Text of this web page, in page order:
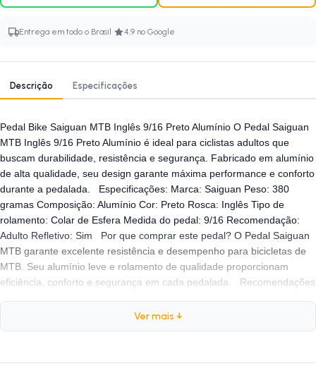
Entrega em todo o Brasil · 4,9 no Google
Descrição Especificações
Pedal Bike Saiguan MTB Inglês 9/16 Preto Alumínio O Pedal Saiguan
MTB Inglês 9/16 Preto Alumínio é ideal para ciclistas adultos que
buscam durabilidade, resistência e segurança. Fabricado em alumínio
de alta qualidade, seu design garante máxima performance e conforto
durante a pedalada. Especificações: Marca: Saiguan Peso: 380
gramas Composição: Alumínio Cor: Preto Rosca: Inglês Tipo de
rolamento: Colar de Esfera Medida do pedal: 9/16 Recomendação:
Adulto Refletivo: Sim Por que comprar este pedal? O Pedal Saiguan
MTB garante excelente resistência e desempenho para bicicletas de
MTB. Seu alumínio leve e rolamento de qualidade proporcionam
eficiência, conforto e segurança em cada pedalada. Recomendações
segurança e desempenho. Recomenda-se montagem por
profissionais ou ciclistas experientes em manutenção de bicicletas. A
Ver mais ↓